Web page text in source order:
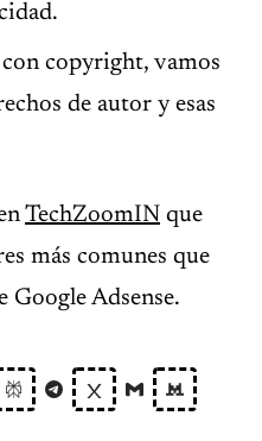
copyright, vamos
de autor y esas
TechZoomIN que
más comunes que
Google Adsense.